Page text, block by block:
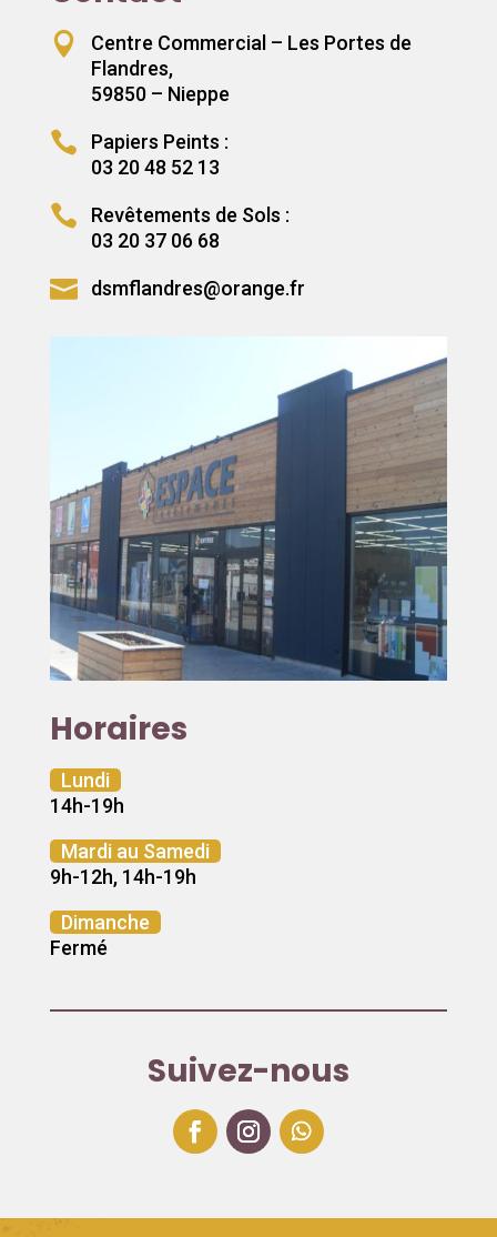

Centre Commercial – Les Portes de
Flandres,
59850 – Nieppe

Papiers Peints :
03 20 48 52 13

Revêtements de Sols :
03 20 37 06 68
 dsmflandres@orange.fr
Horaires
Lundi
14h-19h
Mardi au Samedi
9h-12h, 14h-19h
Dimanche
Fermé
Suivez-nous